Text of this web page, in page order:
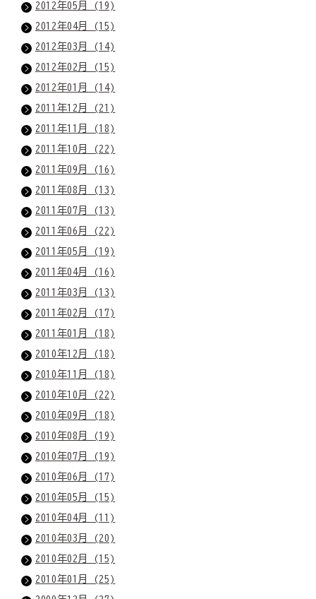
2012年05月 (19)
2012年04月 (15)
2012年03月 (14)
2012年02月 (15)
2012年01月 (14)
2011年12月 (21)
2011年11月 (18)
2011年10月 (22)
2011年09月 (16)
2011年08月 (13)
2011年07月 (13)
2011年06月 (22)
2011年05月 (19)
2011年04月 (16)
2011年03月 (13)
2011年02月 (17)
2011年01月 (18)
2010年12月 (18)
2010年11月 (18)
2010年10月 (22)
2010年09月 (18)
2010年08月 (19)
2010年07月 (19)
2010年06月 (17)
2010年05月 (15)
2010年04月 (11)
2010年03月 (20)
2010年02月 (15)
2010年01月 (25)